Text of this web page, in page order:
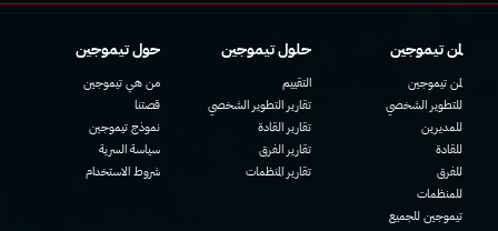
لمن تيموجين
لمن تيموجين
للتطوير الشخصي
للمديرين
للقادة
للفرق
للمنظمات
تيموجين للجميع
حلول تيموجين
التقييم
تقارير التطوير الشخصي
تقارير القادة
تقارير الفرق
تقارير المنظمات
حول تيموجين
من هي تيموجين
قصتنا
نموذج تيموجين
سياسة السرية
شروط الاستخدام